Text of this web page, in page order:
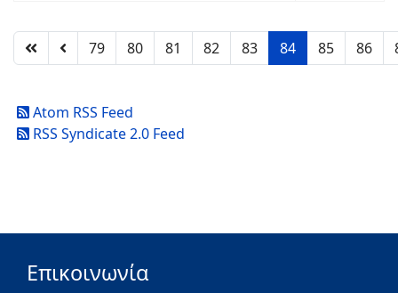
79 80 81 82 83 84 85 86
Atom RSS Feed
RSS Syndicate 2.0 Feed
Επικοινωνία